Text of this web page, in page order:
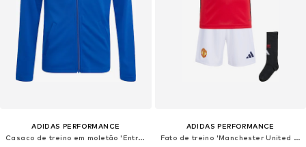
ADIDAS PERFORMANCE
Casaco de treino em moletão 'Entrada26'
ADIDAS PERFORMANCE
Fato de treino 'Manchester United 25/26 Home Mini Kit'